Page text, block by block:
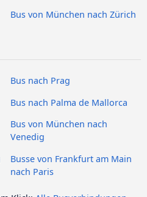
Bus von München nach Zürich
Bus nach Prag
Bus nach Palma de Mallorca
Bus von München nach
Venedig
Busse von Frankfurt am Main
nach Paris